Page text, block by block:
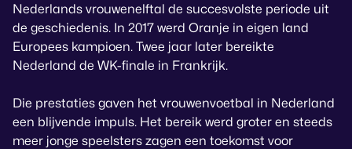
Nederlands vrouwenelftal de succesvolste periode uit
de geschiedenis. In 2017 werd Oranje in eigen land
Europees kampioen. Twee jaar later bereikte
Nederland de WK-finale in Frankrijk.
Die prestaties gaven het vrouwenvoetbal in Nederland
een blijvende impuls. Het bereik werd groter en steeds
meer jonge speelsters zagen een toekomst voor